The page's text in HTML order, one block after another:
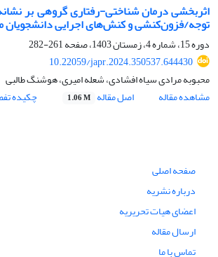
اثربخشی درمان شناختی-رفتاری گروهی بر
توجه/فزون‌کنشی و کنش‌های اجرایی دانشجویان
دوره 15، شماره 4، زمستان 1403، صفحه
261-282
10.22059/japr.2024.350537.644430
محبوبه مرادی سیاه افشادی، شعله امیری، هوشنگ طالبی
مشاهده مقاله
اصل مقاله 1.06 M چکیده
صفحه اصلی
درباره نشریه
اعضای هیات تحریریه
ارسال مقاله
تماس با ما